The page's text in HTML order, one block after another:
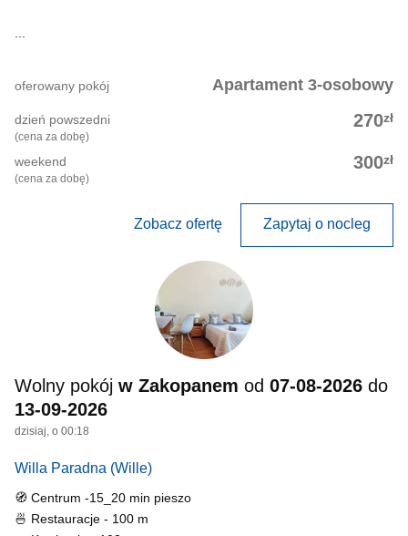
...
Apartament 3-osobowy
oferowany pokój
270zł
dzień powszedni
(cena za dobę)
300zł
weekend
(cena za dobę)
Zobacz ofertę Zapytaj o nocleg
Wolny pokój w Zakopanem od 07-08-2026 do
13-09-2026
dzisiaj, o 00:18
Willa Paradna (Wille)
🧭 Centrum -15_20 min pieszo
🍜 Restauracje - 100 m